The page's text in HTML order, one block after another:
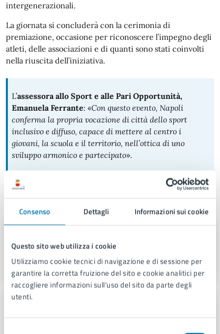
Consenso Dettagli Informazioni sui cookie
Questo sito web utilizza i cookie
Utilizziamo cookie tecnici di navigazione e di sessione per
garantire la corretta fruizione del sito e cookie analitici per
raccogliere informazioni sull'uso del sito da parte degli
utenti.
intergenerazionali.
La giornata si concluderà con la cerimonia di
premiazione, occasione per riconoscere l’impegno degli
atleti, delle associazioni e di quanti sono stati coinvolti
nella riuscita dell’iniziativa.
L’assessora allo Sport e alle Pari Opportunità,
Emanuela Ferrante: «Con questo evento, Napoli
conferma la propria vocazione di città dello sport
inclusivo e diffuso, capace di mettere al centro i
giovani, la scuola e il territorio, nell’ottica di uno
sviluppo armonico e partecipato».
A cura di
Opportunità
Piazza Municipio 22, 80133
Servizio Stampa e Web TV